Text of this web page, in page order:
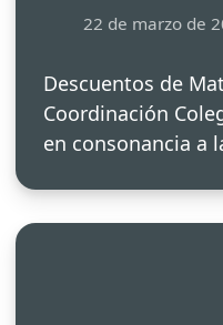
22 de marzo de
Descuentos de
Coordinación
en consonancia a